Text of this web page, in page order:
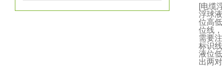
[电缆
浮球
位高
位线
需要
标识
液位
出两